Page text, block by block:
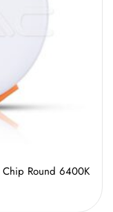
Chip Round 6400K